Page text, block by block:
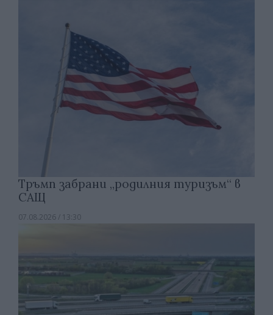
Тръмп забрани „родилния туризъм“ в
САЩ
07.08.2026 / 13:30